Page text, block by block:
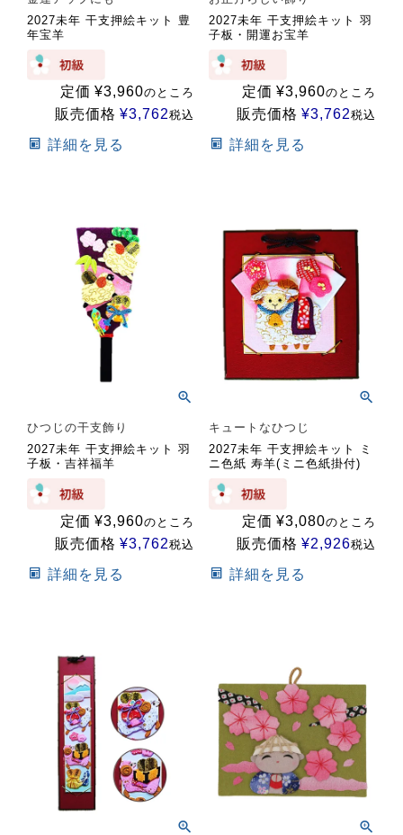
2027未年 干支押絵キット 豊
年宝羊
定価 ¥3,960のところ
販売価格 ¥3,762税込
詳細を見る
2027未年 干支押絵キット 羽
子板・開運お宝羊
定価 ¥3,960のところ
販売価格 ¥3,762税込
詳細を見る
ひつじの干支飾り
2027未年 干支押絵キット 羽
子板・吉祥福羊
定価 ¥3,960のところ
販売価格 ¥3,762税込
詳細を見る
キュートなひつじ
2027未年 干支押絵キット ミ
ニ色紙 寿羊(ミニ色紙掛付)
定価 ¥3,080のところ
販売価格 ¥2,926税込
詳細を見る